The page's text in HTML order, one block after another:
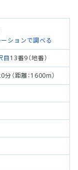
ションで調べる
目13番9（地番）
（距離：1600m）